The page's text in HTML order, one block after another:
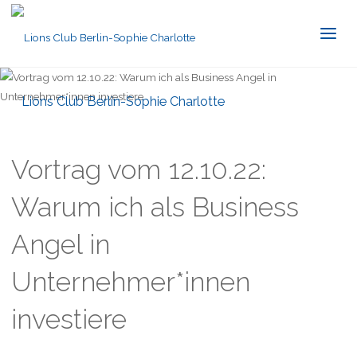
Lions Club Berlin-Sophie Charlotte
Vortrag vom 12.10.22:
Warum ich als Business
Angel in
Unternehmer*innen
investiere